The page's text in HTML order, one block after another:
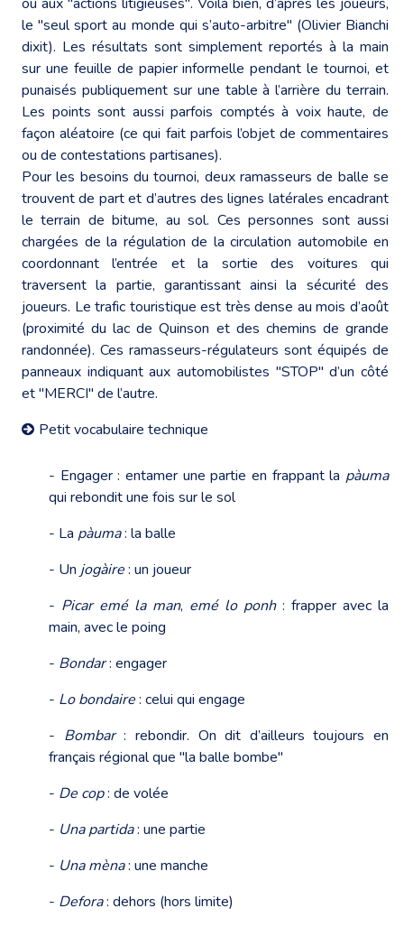
le "seul sport au monde qui s’auto-arbitre" (Olivier Bianchi
dixit). Les résultats sont simplement reportés à la main
sur une feuille de papier informelle pendant le tournoi, et
punaisés publiquement sur une table à l’arrière du terrain.
Les points sont aussi parfois comptés à voix haute, de
façon aléatoire (ce qui fait parfois l’objet de commentaires
ou de contestations partisanes).
Pour les besoins du tournoi, deux ramasseurs de balle se
trouvent de part et d’autres des lignes latérales encadrant
le terrain de bitume, au sol. Ces personnes sont aussi
chargées de la régulation de la circulation automobile en
coordonnant l’entrée et la sortie des voitures qui
traversent la partie, garantissant ainsi la sécurité des
joueurs. Le trafic touristique est très dense au mois d’août
(proximité du lac de Quinson et des chemins de grande
randonnée). Ces ramasseurs-régulateurs sont équipés de
panneaux indiquant aux automobilistes "STOP" d’un côté
et "MERCI" de l’autre.
Petit vocabulaire technique
- Engager : entamer une partie en frappant la pàuma
qui rebondit une fois sur le sol
- La pàuma: la balle
- Un jogàire: un joueur
- Picar emé la man, emé lo ponh: frapper avec la
main, avec le poing
- Bondar: engager
- Lo bondaire: celui qui engage
- Bombar: rebondir. On dit d’ailleurs toujours en
français régional que "la balle bombe"
- De cop: de volée
- Una partida: une partie
- Una mèna: une manche
- Defora: dehors (hors limite)